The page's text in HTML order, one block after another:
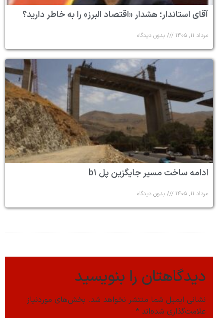
آقای استاندار؛ هشدار «اقتصاد البرز» را به خاطر دارید؟
مرداد ۱۱, ۱۴۰۵ بدون دیدگاه
ادامه ساخت مسیر جایگزین پل b۱
مرداد ۱۱, ۱۴۰۵ بدون دیدگاه
دیدگاهتان را بنویسید
نشانی ایمیل شما منتشر نخواهد شد. بخش‌های موردنیاز
علامت‌گذاری شده‌اند *